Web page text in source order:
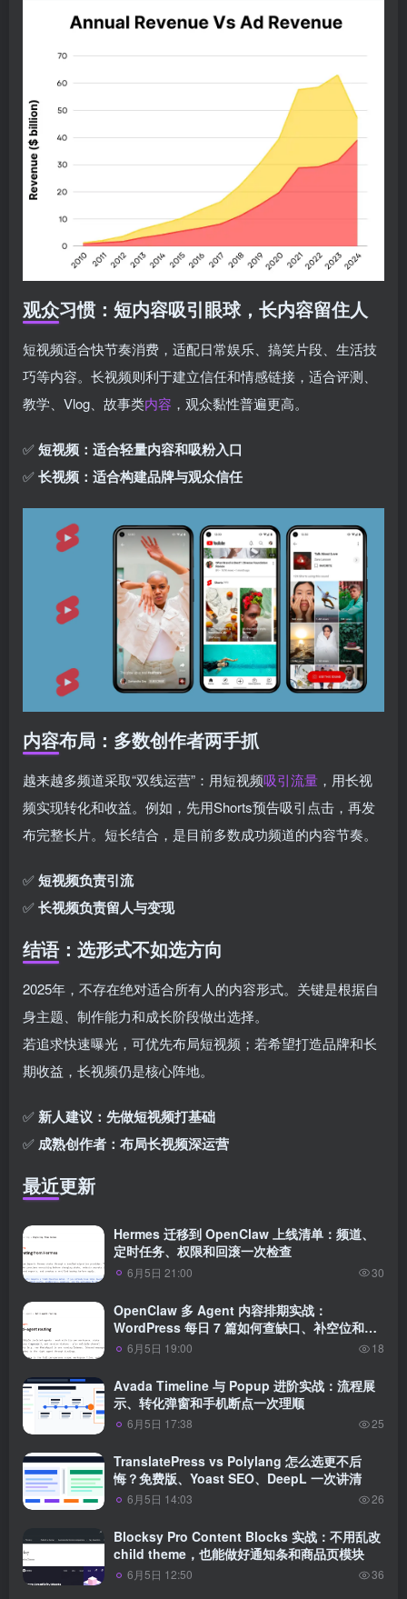
观众习惯：短内容吸引眼球，长内容留住人
短视频适合快节奏消费，适配日常娱乐、搞笑片段、生活技
巧等内容。长视频则利于建立信任和情感链接，适合评测、
教学、Vlog、故事类内容 ，观众黏性普遍更高。
✅短视频：适合轻量内容和吸粉入口
✅长视频：适合构建品牌与观众信任
内容布局：多数创作者两手抓
越来越多频道采取“双线运营”：用短视频吸引流量 ，用长视
频实现转化和收益。例如，先用Shorts预告吸引点击，再发
布完整长片。短长结合，是目前多数成功频道的内容节奏。
✅短视频负责引流
✅长视频负责留人与变现
结语：选形式不如选方向
2025年，不存在绝对适合所有人的内容形式。关键是根据自
身主题、制作能力和成长阶段做出选择。
若追求快速曝光，可优先布局短视频；若希望打造品牌和长
期收益，长视频仍是核心阵地。
✅新人建议：先做短视频打基础
✅ 成熟创作者：布局长视频深运营
最近更新
Hermes 迁移到 OpenClaw 上线清单：频道、
定时任务、权限和回滚一次检查
6月5日 21:00 30
OpenClaw 多 Agent 内容排期实战：
WordPress 每日 7 篇如何查缺口、补空位和防
漏发6月5日 19:00 18
Avada Timeline 与 Popup 进阶实战：流程展
示、转化弹窗和手机断点一次理顺
6月5日 17:38 25
TranslatePress vs Polylang 怎么选更不后
悔？免费版、Yoast SEO、DeepL 一次讲清
6月5日 14:03 26
Blocksy Pro Content Blocks 实战：不用乱改
child theme，也能做好通知条和商品页模块
6月5日 12:50 36